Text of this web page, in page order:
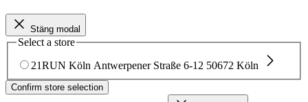
Stäng modal
Select a store
21RUN Köln Antwerpener Straße 6-12 50672 Köln
Confirm store selection